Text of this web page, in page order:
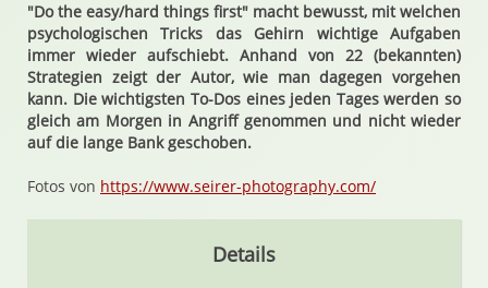
"Do the easy/hard things first" macht bewusst, mit welchen
psychologischen Tricks das Gehirn wichtige Aufgaben
immer wieder aufschiebt. Anhand von 22 (bekannten)
Strategien zeigt der Autor, wie man dagegen vorgehen
kann. Die wichtigsten To-Dos eines jeden Tages werden so
gleich am Morgen in Angriff genommen und nicht wieder
auf die lange Bank geschoben.
Fotos von https://www.seirer-photography.com/
Details